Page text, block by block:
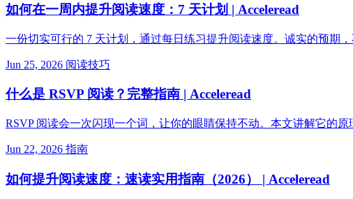
如何在一周内提升阅读速度：7 天计划 | Acceleread
一份切实可行的 7 天计划，通过每日练习提升阅读速度。诚实的预期
Jun 25, 2026 阅读技巧
什么是 RSVP 阅读？完整指南 | Acceleread
RSVP 阅读会一次闪现一个词，让你的眼睛保持不动。本文讲解它的
Jun 22, 2026 指南
如何提升阅读速度：速读实用指南（2026） | Acceleread